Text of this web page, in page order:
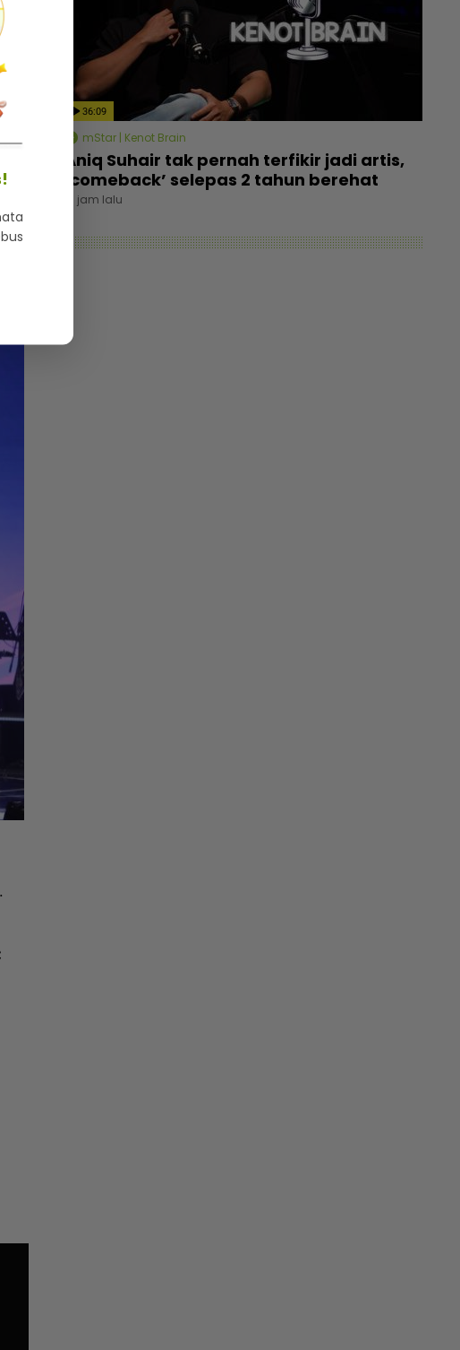
36:09
mStar | Kenot Brain
Aniq Suhair tak pernah terfikir jadi artis,
‘comeback’ selepas 2 tahun berehat
21 jam lalu